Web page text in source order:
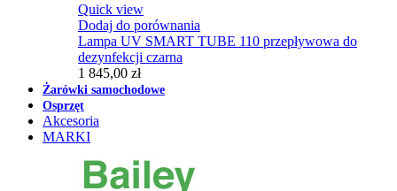
Quick view
Dodaj do porównania
Lampa UV SMART TUBE 110 przepływowa do
dezynfekcji czarna
1 845,00 zł
Żarówki samochodowe
Osprzęt
Akcesoria
MARKI